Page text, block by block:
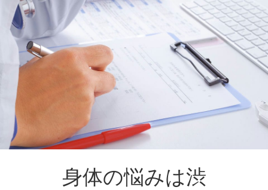
身体の悩みは渋